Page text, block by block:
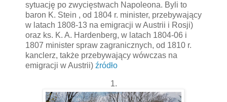
sytuację po zwycięstwach Napoleona. Byli to
baron K. Stein , od 1804 r. minister, przebywający
w latach 1808-13 na emigracji w Austrii i Rosji)
oraz ks. K. A. Hardenberg, w latach 1804-06 i
1807 minister spraw zagranicznych, od 1810 r.
kanclerz, także przebywający wówczas na
emigracji w Austrii) źródło
1.